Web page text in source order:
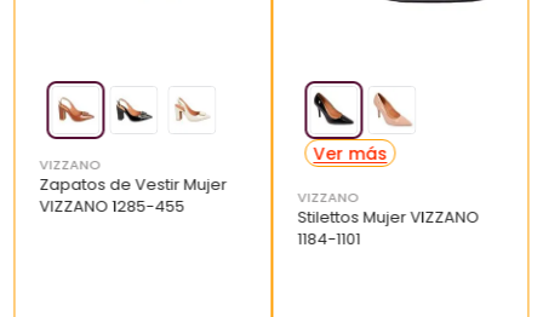
VIZZANO
Zapatos de Vestir Mujer
VIZZANO 1285-455
VIZZANO
Stilettos Mujer VIZZANO
1184-1101